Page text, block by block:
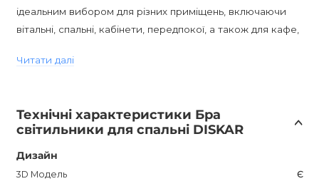
ідеальним вибором для різних приміщень, включаючи
вітальні, спальні, кабінети, передпокої, а також для кафе,
Створіть унікальний дизайн свого простору за
допомогою DISKAR Бра від DISKAR.
DISKAR Бра в латунній обробці доступний для покупки в
Читати далі
Технічні характеристики Бра
світильники для спальні DISKAR
Дизайн
3D Модель Є